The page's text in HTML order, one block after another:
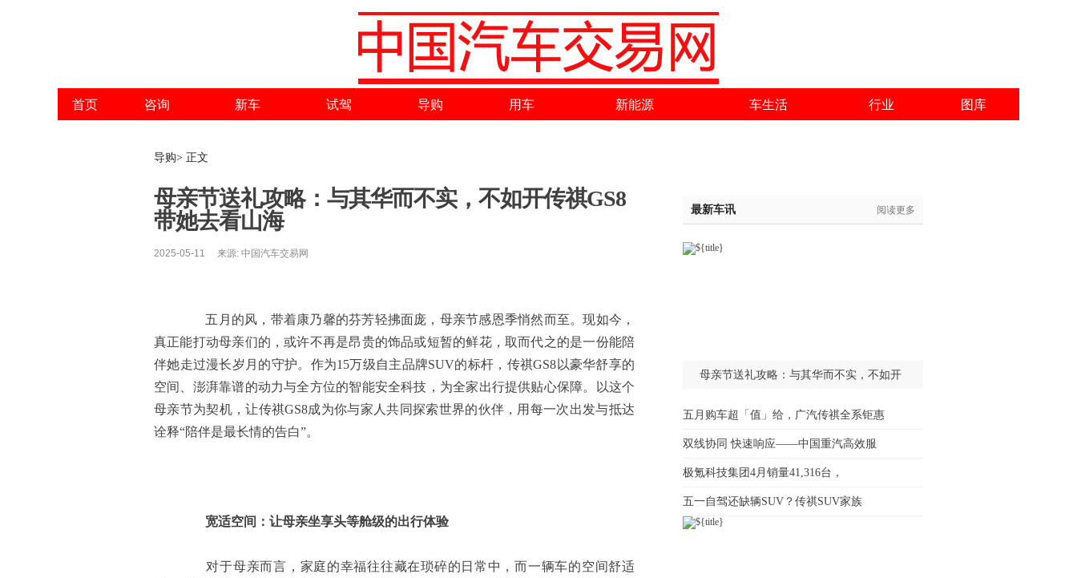
首页 咨询 新车 试驾 导购 用车 新能源 车生活 行业 图库
导购> 正文
母亲节送礼攻略：与其华而不实，不如开传祺GS8
带她去看山海
2025-05-11 来源: 中国汽车交易网
五月的风，带着康乃馨的芬芳轻拂面庞，母亲节感恩季悄然而至。现如今，
真正能打动母亲们的，或许不再是昂贵的饰品或短暂的鲜花，取而代之的是一份能陪
伴她走过漫长岁月的守护。作为15万级自主品牌SUV的标杆，传祺GS8以豪华舒享的
空间、澎湃靠谱的动力与全方位的智能安全科技，为全家出行提供贴心保障。以这个
母亲节为契机，让传祺GS8成为你与家人共同探索世界的伙伴，用每一次出发与抵达
诠释“陪伴是最长情的告白”。
宽适空间：让母亲坐享头等舱级的出行体验
对于母亲而言，家庭的幸福往往藏在琐碎的日常中，而一辆车的空间舒适
最新车讯 阅读更多
母亲节送礼攻略：与其华而不实，不如开
五月购车超「值」给，广汽传祺全系钜惠
双线协同 快速响应——中国重汽高效服
极氪科技集团4月销量41,316台，
五一自驾还缺辆SUV？传祺SUV家族